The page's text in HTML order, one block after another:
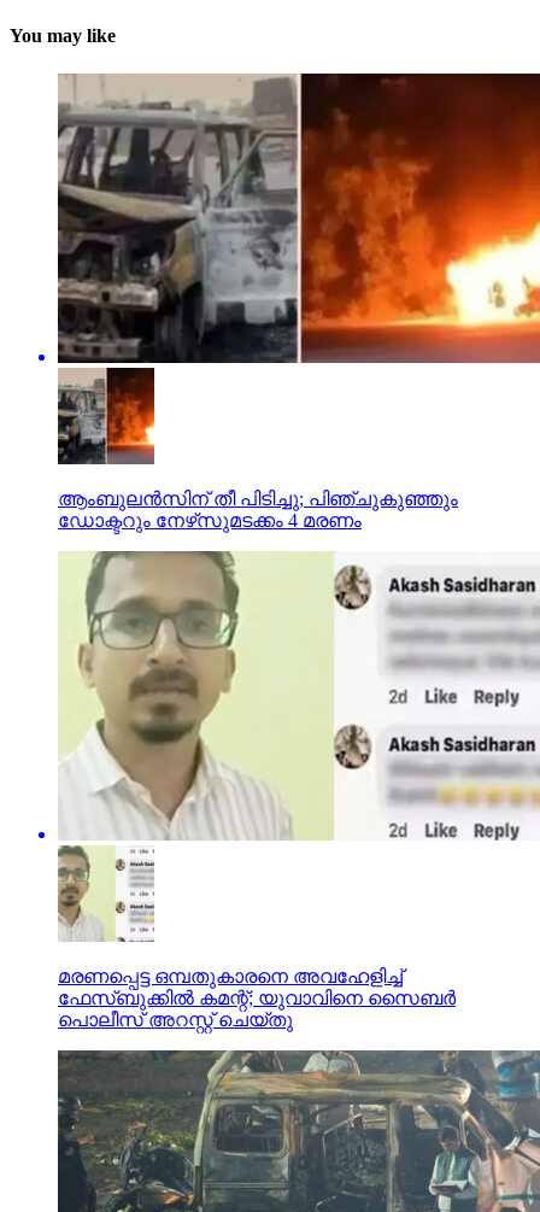
You may like
ആംബുലന്‍സിന് തീ പിടിച്ചു; പിഞ്ചുകുഞ്ഞും
ഡോക്ടറും നേഴ്‌സുമടക്കം 4 മരണം
മരണപ്പെട്ട ഒമ്പതുകാരനെ അവഹേളിച്ച്
ഫേസ്ബുക്കില്‍ കമന്റ്; യുവാവിനെ സൈബര്‍
പൊലീസ് അറസ്റ്റ് ചെയ്തു